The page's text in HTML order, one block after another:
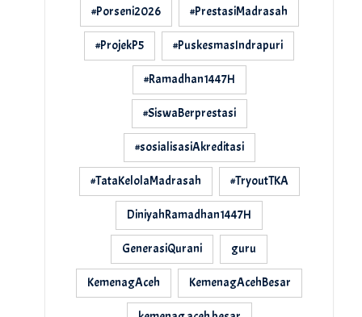
#Porseni2026 #PrestasiMadrasah
#ProjekP5 #PuskesmasIndrapuri
#Ramadhan1447H
#SiswaBerprestasi
#sosialisasiAkreditasi
#TataKelolaMadrasah #TryoutTKA
DiniyahRamadhan1447H
GenerasiQurani guru
KemenagAceh KemenagAcehBesar